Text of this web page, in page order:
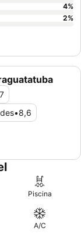
•8,6
4%
2%
Piscina
A/C